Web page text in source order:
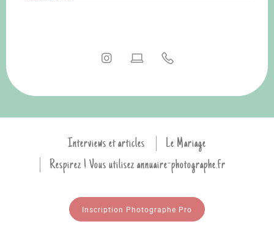
Interviews et articles
Le Mariage
Respirez ! Vous utilisez annuaire-photographe.fr
Inscription Photographe Pro